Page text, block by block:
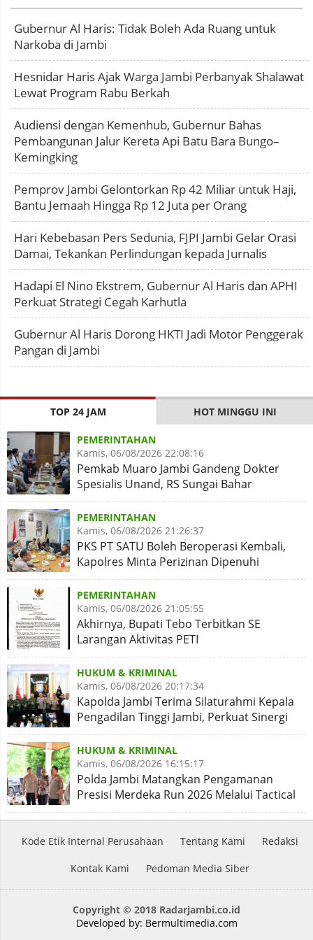
Gubernur Al Haris: Tidak Boleh Ada Ruang untuk
Narkoba di Jambi
Hesnidar Haris Ajak Warga Jambi Perbanyak Shalawat
Lewat Program Rabu Berkah
Audiensi dengan Kemenhub, Gubernur Bahas
Pembangunan Jalur Kereta Api Batu Bara Bungo–
Kemingking
Pemprov Jambi Gelontorkan Rp 42 Miliar untuk Haji,
Bantu Jemaah Hingga Rp 12 Juta per Orang
Hari Kebebasan Pers Sedunia, FJPI Jambi Gelar Orasi
Damai, Tekankan Perlindungan kepada Jurnalis
Hadapi El Nino Ekstrem, Gubernur Al Haris dan APHI
Perkuat Strategi Cegah Karhutla
Gubernur Al Haris Dorong HKTI Jadi Motor Penggerak
Pangan di Jambi
TOP 24 JAM HOT MINGGU INI
PEMERINTAHAN
Kamis, 06/08/2026 22:08:16
Pemkab Muaro Jambi Gandeng Dokter
Spesialis Unand, RS Sungai Bahar
Disiapkan Naik Kelas
PEMERINTAHAN
Kamis, 06/08/2026 21:26:37
PKS PT SATU Boleh Beroperasi Kembali,
Kapolres Minta Perizinan Dipenuhi
PEMERINTAHAN
Kamis, 06/08/2026 21:05:55
Akhirnya, Bupati Tebo Terbitkan SE
Larangan Aktivitas PETI
HUKUM & KRIMINAL
Kamis, 06/08/2026 20:17:34
Kapolda Jambi Terima Silaturahmi Kepala
Pengadilan Tinggi Jambi, Perkuat Sinergi
Antar Lembaga
HUKUM & KRIMINAL
Kamis, 06/08/2026 16:15:17
Polda Jambi Matangkan Pengamanan
Presisi Merdeka Run 2026 Melalui Tactical
Floor Game
Kode Etik Internal Perusahaan Tentang Kami Redaksi
Kontak Kami Pedoman Media Siber
Copyright © 2018 Radarjambi.co.id
Developed by: Bermultimedia.com